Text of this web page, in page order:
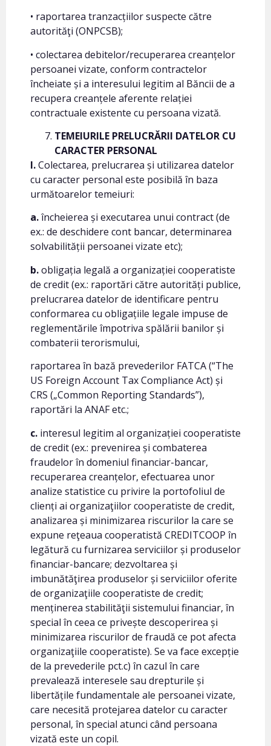
• raportarea tranzacțiilor suspecte către
autorităţi (ONPCSB);
• colectarea debitelor/recuperarea creanțelor
persoanei vizate, conform contractelor
încheiate și a interesului legitim al Băncii de a
recupera creanțele aferente relației
contractuale existente cu persoana vizată.
TEMEIURILE PRELUCRĂRII DATELOR CU
CARACTER PERSONAL
I.Colectarea, prelucrarea și utilizarea datelor
cu caracter personal este posibilă în baza
următoarelor temeiuri:
a.încheierea și executarea unui contract (de
ex.: de deschidere cont bancar, determinarea
solvabilității persoanei vizate etc);
b.obligația legală a organizației cooperatiste
de credit (ex.: raportări către autorități publice,
prelucrarea datelor de identificare pentru
conformarea cu obligațiile legale impuse de
reglementările împotriva spălării banilor și
combaterii terorismului,
raportarea în bază prevederilor FATCA (“The
US Foreign Account Tax Compliance Act) și
CRS („Common Reporting Standards”),
raportări la ANAF etc.;
c. interesul legitim al organizației cooperatiste
de credit (ex.: prevenirea și combaterea
fraudelor în domeniul financiar-bancar,
recuperarea creanțelor, efectuarea unor
analize statistice cu privire la portofoliul de
clienți ai organizaţiilor cooperatiste de credit,
analizarea și minimizarea riscurilor la care se
expune reţeaua cooperatistă CREDITCOOP în
legătură cu furnizarea serviciilor și produselor
financiar-bancare; dezvoltarea și
imbunătăţirea produselor și serviciilor oferite
de organizaţiile cooperatiste de credit;
menținerea stabilităţii sistemului financiar, în
special în ceea ce privește descoperirea și
minimizarea riscurilor de fraudă ce pot afecta
organizaţiile cooperatiste). Se va face excepție
de la prevederile pct.c) în cazul în care
prevalează interesele sau drepturile și
libertățile fundamentale ale persoanei vizate,
care necesită protejarea datelor cu caracter
personal, în special atunci când persoana
vizată este un copil.